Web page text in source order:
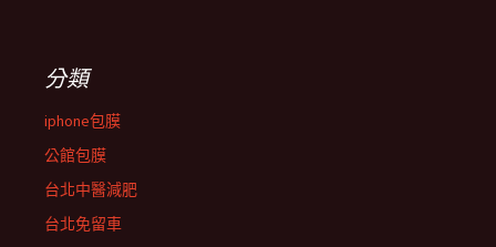
分類
iphone包膜
公館包膜
台北中醫減肥
台北免留車